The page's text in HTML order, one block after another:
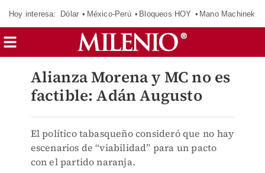
Hoy interesa: Dólar México-Perú Bloqueos HOY Mano Machinek
Alianza Morena y MC no es
factible: Adán Augusto
El político tabasqueño consideró que no hay
escenarios de “viabilidad” para un pacto
con el partido naranja.